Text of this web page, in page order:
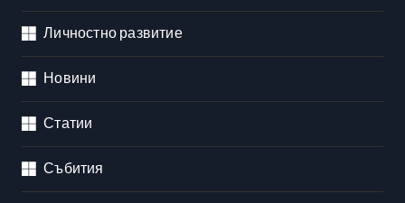
Личностно развитие
Новини
Статии
Събития